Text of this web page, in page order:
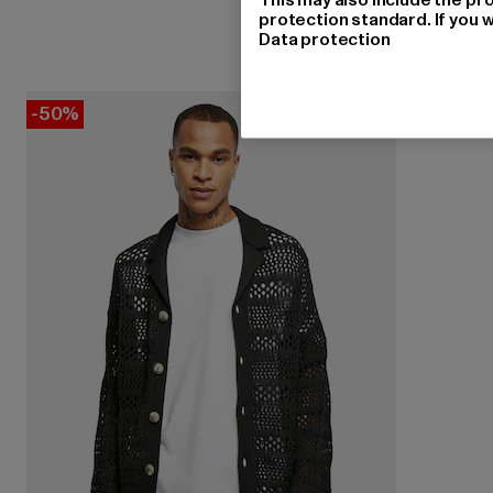
-50%
protection standard. If you
Data protection